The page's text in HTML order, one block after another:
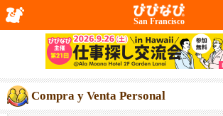
San Francisco
Compra y Venta Personal